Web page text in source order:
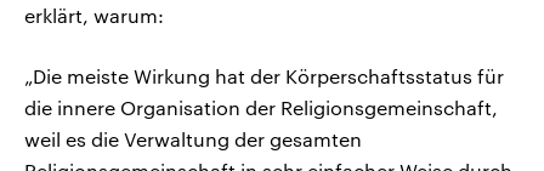
erklärt, warum:
„Die meiste Wirkung hat der Körperschaftsstatus für
die innere Organisation der Religionsgemeinschaft,
weil es die Verwaltung der gesamten